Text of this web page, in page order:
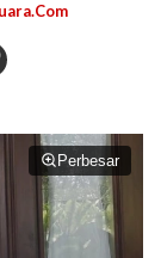
Perbesar